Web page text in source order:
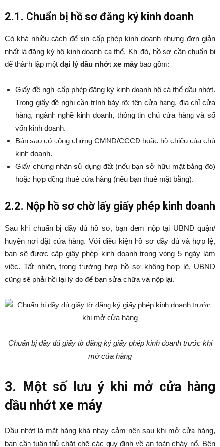
2.1. Chuẩn bị hồ sơ đăng ký kinh doanh
Có khá nhiều cách để xin cấp phép kinh doanh nhưng đơn giản
nhất là đăng ký hộ kinh doanh cá thể. Khi đó, hồ sơ cần chuẩn bị
để thành lập một đại lý dầu nhớt xe máy bao gồm:
Giấy đề nghị cấp phép đăng ký kinh doanh hộ cá thể dầu nhớt.
Trong giấy đề nghị cần trình bày rõ: tên cửa hàng, địa chỉ cửa
hàng, ngành nghề kinh doanh, thông tin chủ cửa hàng và số
vốn kinh doanh.
Bản sao có công chứng CMND/CCCD hoặc hộ chiếu của chủ
kinh doanh.
Giấy chứng nhận sử dụng đất (nếu bạn sở hữu mặt bằng đó)
hoặc hợp đồng thuê cửa hàng (nếu bạn thuê mặt bằng).
2.2. Nộp hồ sơ chờ lấy giấy phép kinh doanh
Sau khi chuẩn bị đầy đủ hồ sơ, bạn đem nộp tại UBND quận/
huyện nơi đặt cửa hàng. Với điều kiện hồ sơ đầy đủ và hợp lệ,
bạn sẽ được cấp giấy phép kinh doanh trong vòng 5 ngày làm
việc. Tất nhiên, trong trường hợp hồ sơ không hợp lệ, UBND
cũng sẽ phải hồi lại lý do để bạn sửa chữa và nộp lại.
Chuẩn bị đầy đủ giấy tờ đăng ký giấy phép kinh doanh trước khi
mở cửa hàng
3. Một số lưu ý khi mở cửa hàng
dầu nhớt xe máy
Dầu nhớt là mặt hàng khá nhạy cảm nên sau khi mở cửa hàng,
bạn cần tuân thủ chặt chẽ các quy định về an toàn cháy nổ. Bên